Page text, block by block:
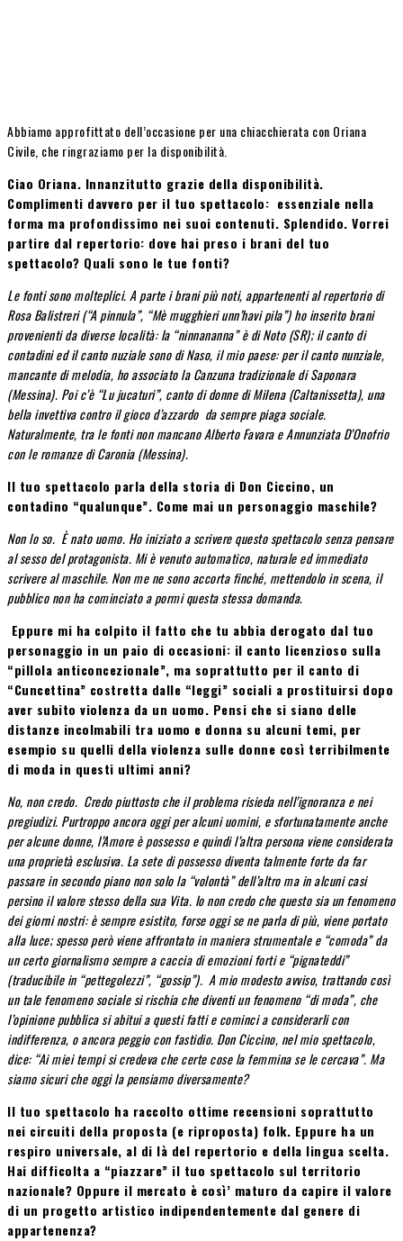
Abbiamo approfittato dell’occasione per una chiacchierata con Oriana
Civile, che ringraziamo per la disponibilità.
Ciao Oriana. Innanzitutto grazie della disponibilità.
Complimenti davvero per il tuo spettacolo: essenziale nella
forma ma profondissimo nei suoi contenuti. Splendido. Vorrei
partire dal repertorio: dove hai preso i brani del tuo
spettacolo? Quali sono le tue fonti?
Le fonti sono molteplici. A parte i brani più noti, appartenenti al repertorio di
Rosa Balistreri (“A pinnula”, “Mè mugghieri unn’havi pila”) ho inserito brani
provenienti da diverse località: la “ninnananna” è di Noto (SR); il canto di
contadini ed il canto nuziale sono di Naso, il mio paese: per il canto nunziale,
mancante di melodia, ho associato la Canzuna tradizionale di Saponara
(Messina). Poi c’è “Lu jucaturi”, canto di donne di Milena (Caltanissetta), una
bella invettiva contro il gioco d’azzardo da sempre piaga sociale.
Naturalmente, tra le fonti non mancano Alberto Favara e Annunziata D’Onofrio
con le romanze di Caronia (Messina).
Il tuo spettacolo parla della storia di Don Ciccino, un
contadino “qualunque”. Come mai un personaggio maschile?
Non lo so. È nato uomo. Ho iniziato a scrivere questo spettacolo senza pensare
al sesso del protagonista. Mi è venuto automatico, naturale ed immediato
scrivere al maschile. Non me ne sono accorta finché, mettendolo in scena, il
pubblico non ha cominciato a pormi questa stessa domanda.
Eppure mi ha colpito il fatto che tu abbia derogato dal tuo
personaggio in un paio di occasioni: il canto licenzioso sulla
“pillola anticoncezionale”, ma soprattutto per il canto di
“Cuncettina” costretta dalle “leggi” sociali a prostituirsi dopo
aver subito violenza da un uomo. Pensi che si siano delle
distanze incolmabili tra uomo e donna su alcuni temi, per
esempio su quelli della violenza sulle donne così terribilmente
di moda in questi ultimi anni?
No, non credo. Credo piuttosto che il problema risieda nell’ignoranza e nei
pregiudizi. Purtroppo ancora oggi per alcuni uomini, e sfortunatamente anche
per alcune donne, l’Amore è possesso e quindi l’altra persona viene considerata
una proprietà esclusiva. La sete di possesso diventa talmente forte da far
passare in secondo piano non solo la “volontà” dell’altro ma in alcuni casi
persino il valore stesso della sua Vita. Io non credo che questo sia un fenomeno
dei giorni nostri: è sempre esistito, forse oggi se ne parla di più, viene portato
alla luce; spesso però viene affrontato in maniera strumentale e “comoda” da
un certo giornalismo sempre a caccia di emozioni forti e “pignateddi”
(traducibile in “pettegolezzi”, “gossip”). A mio modesto avviso, trattando così
un tale fenomeno sociale si rischia che diventi un fenomeno “di moda”, che
l’opinione pubblica si abitui a questi fatti e cominci a considerarli con
indifferenza, o ancora peggio con fastidio. Don Ciccino, nel mio spettacolo,
dice: “Ai miei tempi si credeva che certe cose la femmina se le cercava”. Ma
siamo sicuri che oggi la pensiamo diversamente?
Il tuo spettacolo ha raccolto ottime recensioni soprattutto
nei circuiti della proposta (e riproposta) folk. Eppure ha un
respiro universale, al di là del repertorio e della lingua scelta.
Hai difficolta a “piazzare” il tuo spettacolo sul territorio
nazionale? Oppure il mercato è così’ maturo da capire il valore
di un progetto artistico indipendentemente dal genere di
appartenenza?